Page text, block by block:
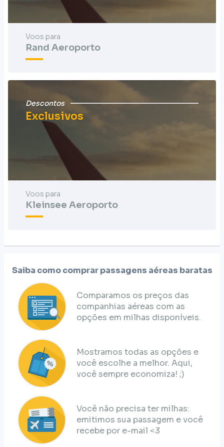
Voos para
Rand Aeroporto
Descontos
Exclusivos
Voos para
Kleinsee Aeroporto
Saiba como comprar passagens aéreas baratas
Comparamos os preços das
companhias aéreas com as
opções em milhas disponíveis.
Mostramos todas as opções e
você escolhe a melhor. Aqui,
você sempre economiza! ;)
Você não precisa ter milhas:
emitimos sua passagem e você
recebe por e-mail <3